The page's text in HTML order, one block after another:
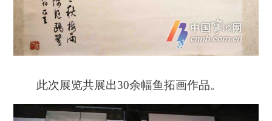
此次展览共展出30余幅鱼拓画作品。